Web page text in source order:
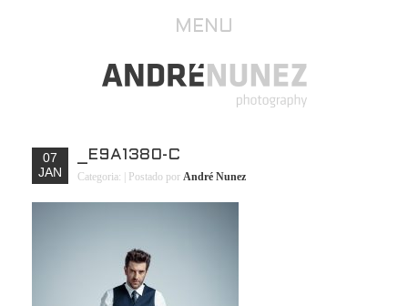
MENU
07
JAN
_E9A1380-C
Categoria: | Postado por André Nunez